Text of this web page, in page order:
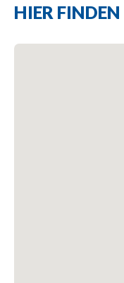
HIER FINDEN